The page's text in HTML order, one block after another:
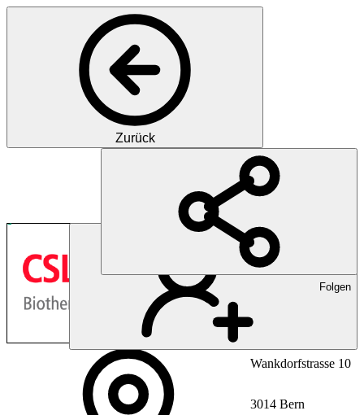
Zurück
Folgen
Über 100 Jahre Innovation
Wankdorfstrasse 10
3014 Bern